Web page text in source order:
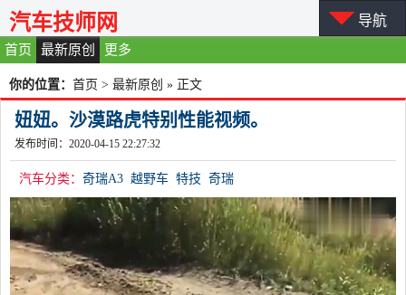
首页 最新原创 更多
汽车技师网 导航
你的位置： 首页 > 最新原创 » 正文
妞妞。沙漠路虎特别性能视频。
发布时间：2020-04-15 22:27:32
汽车分类： 奇瑞A3 越野车 特技 奇瑞